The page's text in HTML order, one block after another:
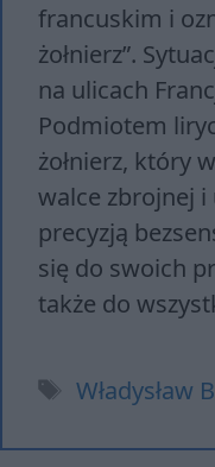
francuskim i
żołnierz”.
na ulicach
Podmiotem
żołnierz, który
walce zbrojnej i
precyzją
się do swoich
także do
Tagi
Władysław